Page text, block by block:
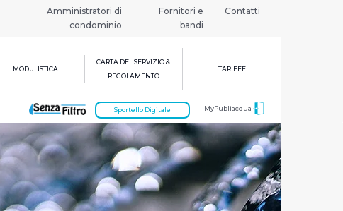
Amministratori di
condominio
Fornitori e
bandi
Contatti
MODULISTICA
CARTA DEL SERVIZIO &
REGOLAMENTO
TARIFFE
MyPubliacqua
Sportello Digitale